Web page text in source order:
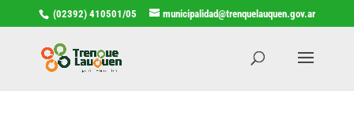
(02392) 410501/05 municipalidad@trenquelauquen.gov.ar